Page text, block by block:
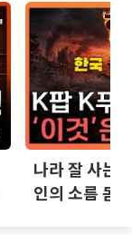
나라 잘 사는
인의 소름 돋